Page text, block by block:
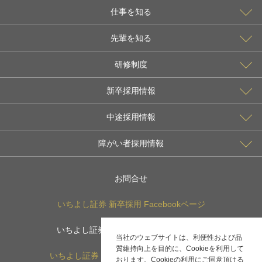
仕事を知る
先輩を知る
研修制度
新卒採用情報
中途採用情報
障がい者採用情報
お問合せ
いちよし証券 新卒採用 Facebookページ
いちよし証券 新卒採用
いちよし証券 新卒採用X(旧：Twitter)ページ
当社のウェブサイトは、利便性および品
質維持向上を目的に、Cookieを利用して
おります。Cookieの利用にご同意頂ける